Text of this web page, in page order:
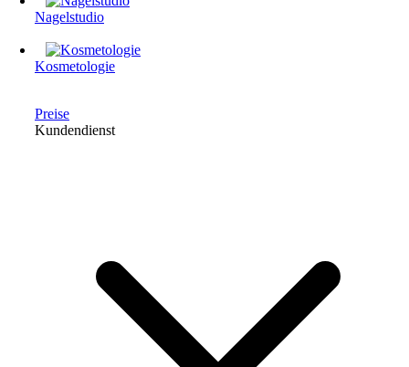
Nagelstudio
Kosmetologie
Preise
Kundendienst